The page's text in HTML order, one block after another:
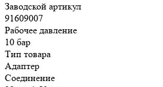
Заводской артикул
91609007
Рабочее давление
10 бар
Тип товара
Адаптер
Соединение